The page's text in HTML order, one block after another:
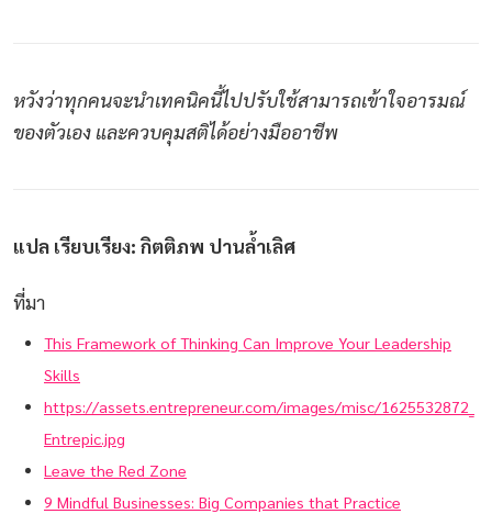
หวังว่าทุกคนจะนำเทคนิคนี้ไปปรับใช้สามารถเข้าใจอารมณ์
ของตัวเอง และควบคุมสติได้อย่างมืออาชีพ
แปล เรียบเรียง: กิตติภพ ปานล้ำเลิศ
ที่มา
This Framework of Thinking Can Improve Your Leadership
Skills
https://assets.entrepreneur.com/images/misc/1625532872_
Entrepic.jpg
Leave the Red Zone
9 Mindful Businesses: Big Companies that Practice